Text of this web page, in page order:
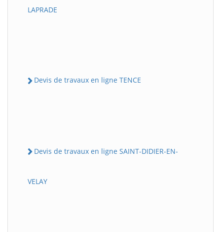
LAPRADE
Devis de travaux en ligne TENCE
Devis de travaux en ligne SAINT-DIDIER-EN-
VELAY